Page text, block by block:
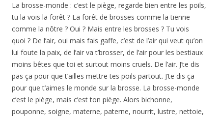
La brosse-monde : c’est le piège, regarde bien entre les poils,
tu la vois la forêt ? La forêt de brosses comme la tienne
comme la nôtre ? Oui ? Mais entre les brosses ? Tu vois
quoi ? De l’air, oui mais fais gaffe, c’est de l’air qui veut qu’on
lui foute la paix, de l’air va t’brosser, de l’air pour les bestiaux
moins bêtes que toi et surtout moins cruels. De l’air. J’te dis
pas ça pour que t’ailles mettre tes poils partout. J’te dis ça
pour que t’aimes le monde sur la brosse. La brosse-monde
c’est le piège, mais c’est ton piège. Alors bichonne,
pouponne, soigne, materne, paterne, nourrit, lustre, nettoie,